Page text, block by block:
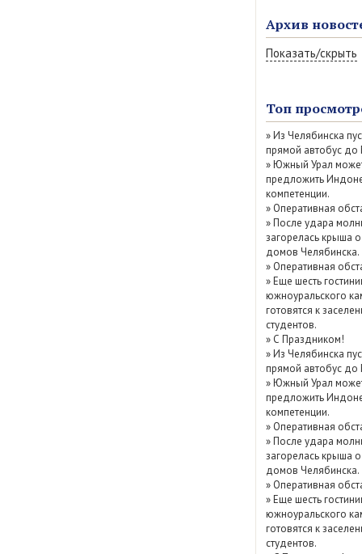
Архив
Показать/скрыть
Июль 2026 (77)
Июнь 2026 (52)
Май 2026 (69)
Апрель 2026
Март 2026 (79)
Показать /
архив
Топ
»Из Челябинска
прямой автобус
»Южный Урал
предложить
компетенции.
» Оперативная
»После удара
загорелась крыша
домов Челябинска.
» Оперативная
»Еще шесть
южноуральского
готовятся к
студентов.
» С Праздником!
»Из Челябинска
прямой автобус
»Южный Урал
предложить
компетенции.
» Оперативная
»После удара
загорелась крыша
домов Челябинска.
» Оперативная
»Еще шесть
южноуральского
готовятся к
студентов.